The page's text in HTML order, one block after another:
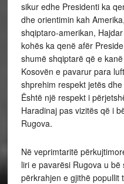
sikur edhe Presidenti ka
dhe orientimin kah
shqiptaro-amerikan,
kohës ka qenë afër
shumë shqiptarë që e
Kosovën e pavarur para
shprehim respekt jetës
Është një respekt i
Haradinaj pas vizitës që i
Rugova.
Në veprimtaritë
liri e pavarësi Rugova u
përkrahjen e gjithë popullit